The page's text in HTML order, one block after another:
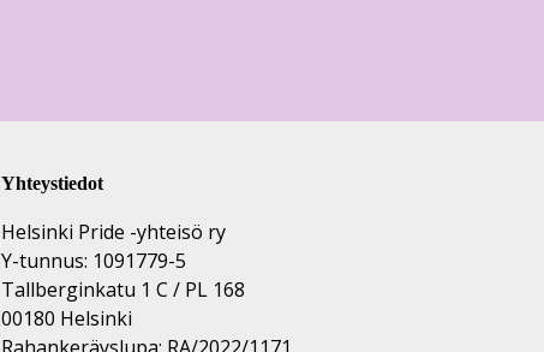
Yhteystiedot
Helsinki Pride -yhteisö ry
Y-tunnus: 1091779-5
Tallberginkatu 1 C / PL 168
00180 Helsinki